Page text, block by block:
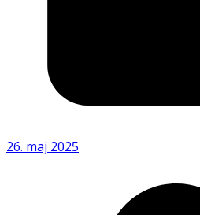
26. maj 2025